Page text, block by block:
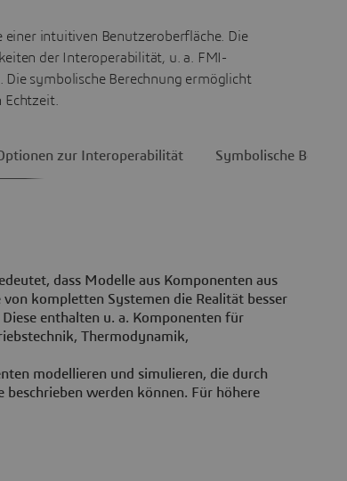
intuitiven Benutzeroberfläche. Die
der Interoperabilität, u. a. FMI-
symbolische Berechnung ermöglicht
zur Interoperabilität Symbolische
dass Modelle aus Komponenten aus
kompletten Systemen die Realität besser
enthalten u. a. Komponenten für
Thermodynamik,
modellieren und simulieren, die durch
beschrieben werden können. Für höhere